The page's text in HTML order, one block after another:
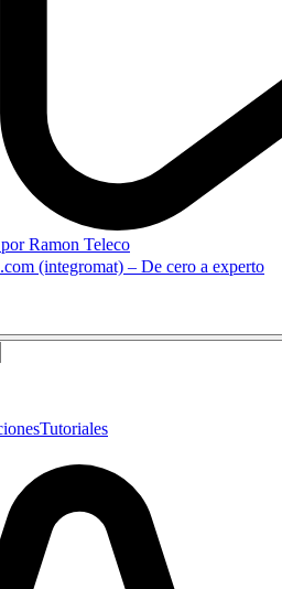
Ramon Teleco
(integromat) – De cero a experto
Tutoriales